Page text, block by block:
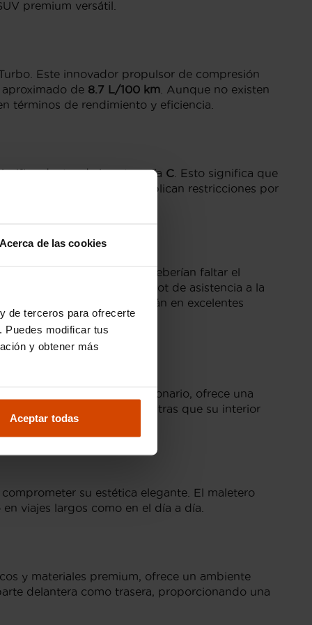
Acerca de las cookies
de terceros para ofrecerte
Puedes modificar tus
y obtener más
Aceptar todas
premium versátil.
Este innovador propulsor de compresión
de 8.7 L/100 km . Aunque no existen
términos de rendimiento y eficiencia.
dentro de la categoría C . Esto significa que
las áreas urbanas que aplican restricciones por
de equipamiento, no deberían faltar el
y el sistema ProPilot de asistencia a la
equipamiento y motor están en excelentes
motor VC-Turbo revolucionario, ofrece una
en la carretera, mientras que su interior
su estética elegante. El maletero
viajes largos como en el día a día.
y materiales premium, ofrece un ambiente
delantera como trasera, proporcionando una